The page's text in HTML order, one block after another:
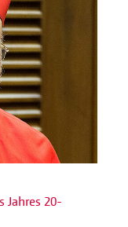
Jahres 20-